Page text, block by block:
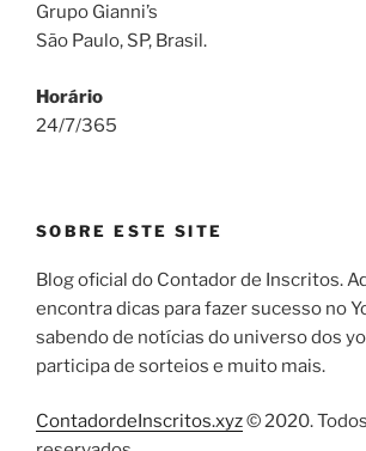
Grupo Gianni’s
São Paulo, SP, Brasil.
Horário
24/7/365
SOBRE ESTE SITE
Blog oficial do Contador de Inscritos.
encontra dicas para fazer sucesso no
sabendo de notícias do universo dos
participa de sorteios e muito mais.
ContadordeInscritos.xyz© 2020.